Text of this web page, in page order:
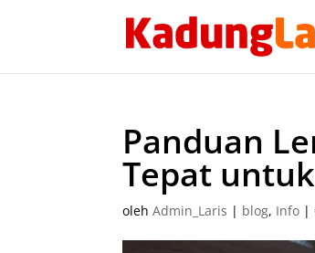
Panduan
Tepat
olehAdmin_Laris | blog, Info |